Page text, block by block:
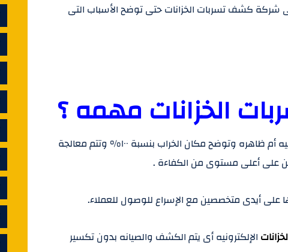
شركة كشف تسربات الخزانات حتى توضح الأسباب التى
الخزانات مهمه ؟
لأنها توضح مشاكل التسربات سواء كانت تلك التسربات خفيه أم ظاهره وتوضح مكان الخراب بنسبة ١٠٠% وتتم معالجة
على أعلى مستوى من الكفاءة .
على أيدى متخصصين مع الإسراع للوصول للعملاء.
الإلكترونيه أى يتم الكشف والصيانه بدون تكسير